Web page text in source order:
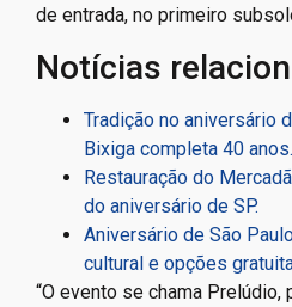
de entrada, no primeiro
Notícias
Tradição no aniversário
Bixiga completa 40 anos.
Restauração do
do aniversário de SP.
Aniversário de São
cultural e opções
“O evento se chama